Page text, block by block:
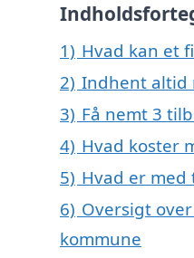
1) Hvad kan et
2) Indhent altid
3) Få nemt 3
4) Hvad koster
5) Hvad er
6) Oversigt
kommune